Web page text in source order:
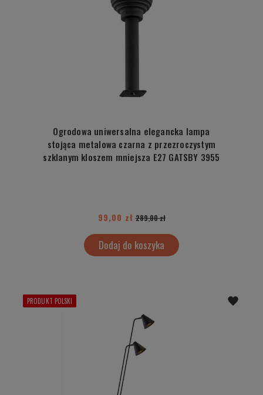
Ogrodowa uniwersalna elegancka lampa
stojąca metalowa czarna z przezroczystym
szklanym kloszem mniejsza E27 GATSBY 3955
99,00 zł 289,00 zł
Dodaj do koszyka
PRODUKT POLSKI